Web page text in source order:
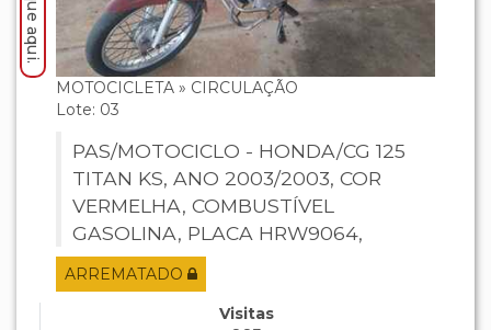
MOTOCICLETA » CIRCULAÇÃO
Lote: 03
PAS/MOTOCICLO - HONDA/CG 125
TITAN KS, ANO 2003/2003, COR
VERMELHA, COMBUSTÍVEL
GASOLINA, PLACA HRW9064,
RENAVAM 809057123, CHASSI
9C2JC30103R259162, MOTOR
ARREMATADO
Visitas